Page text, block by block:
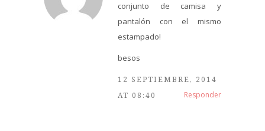
conjunto de camisa y
pantalón con el mismo
estampado!
besos
12 SEPTIEMBRE, 2014
AT 08:40
Responder